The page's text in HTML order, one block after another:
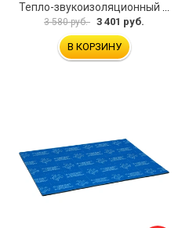
Тепло-звукоизоляционный материал Шумофф П4В БП000000433
3 580 руб. 3 401 руб.
В КОРЗИНУ